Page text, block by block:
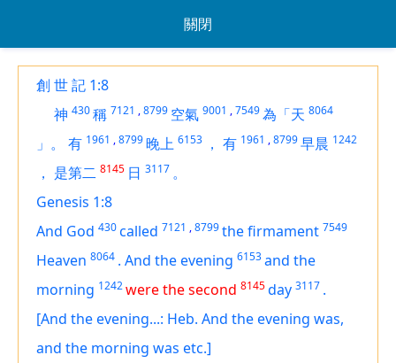
關閉
創 世 記 1:8
神 430稱 7121 ,8799 空氣 9001 ,7549為「天 8064
」。 有 1961 ,8799晚上 6153 ， 有 1961 ,8799早晨 1242
， 是第二 8145 日 3117 。
Genesis 1:8
And God 430called 7121 ,8799the firmament 7549
Heaven 8064 . And the evening 6153and the
morning 1242were the second 8145day 3117 .
[And the evening...: Heb. And the evening was,
and the morning was etc.]